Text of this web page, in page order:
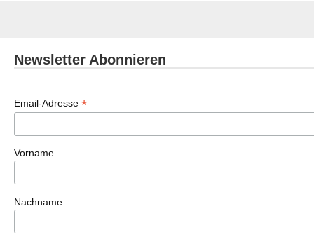
Newsletter Abonnieren
Email-Adresse *
Vorname
Nachname